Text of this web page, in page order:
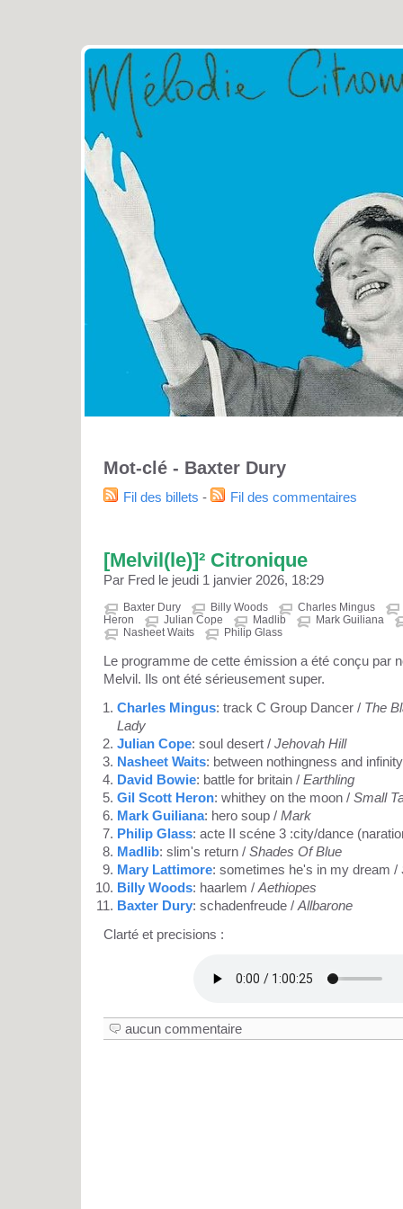
Mot-clé - Baxter Dury
Fil des billets - Fil des commentaires
[Melvil(le)]² Citronique
Par Fred le jeudi 1 janvier 2026, 18:29
Baxter Dury Billy Woods
Charles Mingus
Heron
Julian Cope Madlib
Mark Guiliana
Nasheet Waits
Philip Glass
Le programme de cette émission a été conçu par
Melvil. Ils ont été sérieusement super.
Charles Mingus: track C Group Dancer / The
Lady
Julian Cope: soul desert / Jehovah Hill
Nasheet Waits: between nothingness and
David Bowie: battle for britain / Earthling
Gil Scott Heron: whithey on the moon / Small
Mark Guiliana: hero soup / Mark
Philip Glass: acte II scéne 3 :city/dance
Madlib: slim's return / Shades Of Blue
Mary Lattimore: sometimes he's in my dream /
Billy Woods: haarlem / Aethiopes
Baxter Dury: schadenfreude / Allbarone
Clarté et precisions :
aucun commentaire